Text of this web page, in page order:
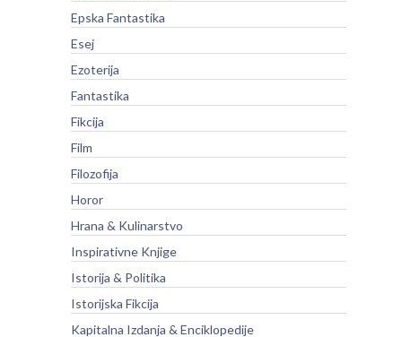
Epska Fantastika
Esej
Ezoterija
Fantastika
Fikcija
Film
Filozofija
Horor
Hrana & Kulinarstvo
Inspirativne Knjige
Istorija & Politika
Istorijska Fikcija
Kapitalna Izdanja & Enciklopedije